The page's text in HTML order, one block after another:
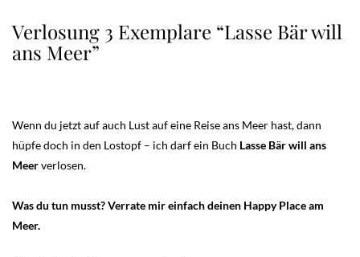
Verlosung 3 Exemplare “Lasse Bär will
ans Meer”
Wenn du jetzt auf auch Lust auf eine Reise ans Meer hast, dann
hüpfe doch in den Lostopf – ich darf ein Buch Lasse Bär will ans
Meerverlosen.
Was du tun musst? Verrate mir einfach deinen Happy Place am
Meer.